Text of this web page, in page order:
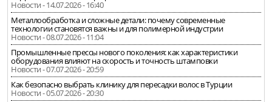
Новости - 14.07.2026 - 16:40
Металлообработка и сложные детали: почему современные
технологии становятся важны и для полимерной индустрии
Новости - 08.07.2026 - 11:04
Промышленные прессы нового поколения: как характеристики
оборудования влияют на скорость и точность штамповки
Новости - 07.07.2026 - 20:59
Как безопасно выбрать клинику для пересадки волос в Турции
Новости - 05.07.2026 - 20:30